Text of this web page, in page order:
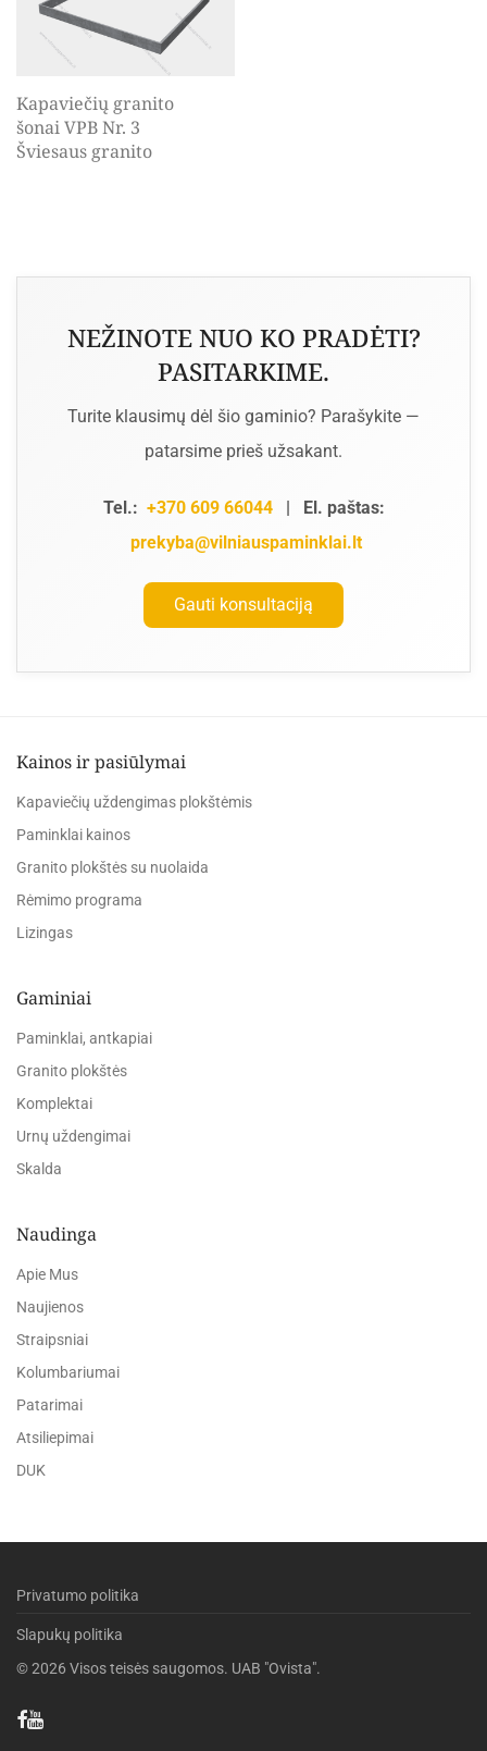
Kapaviečių granito
šonai VPB Nr. 3
Šviesaus granito
NEŽINOTE NUO KO PRADĖTI?
PASITARKIME.
Turite klausimų dėl šio gaminio? Parašykite —
patarsime prieš užsakant.
Tel.: +370 609 66044| El. paštas:
prekyba@vilniauspaminklai.lt
Gauti konsultaciją
Kainos ir pasiūlymai
Kapaviečių uždengimas plokštėmis
Paminklai kainos
Granito plokštės su nuolaida
Rėmimo programa
Lizingas
Gaminiai
Paminklai, antkapiai
Granito plokštės
Komplektai
Urnų uždengimai
Skalda
Naudinga
Apie Mus
Naujienos
Straipsniai
Kolumbariumai
Patarimai
Atsiliepimai
DUK
Privatumo politika
Slapukų politika
©2026 Visos teisės saugomos. UAB "Ovista".